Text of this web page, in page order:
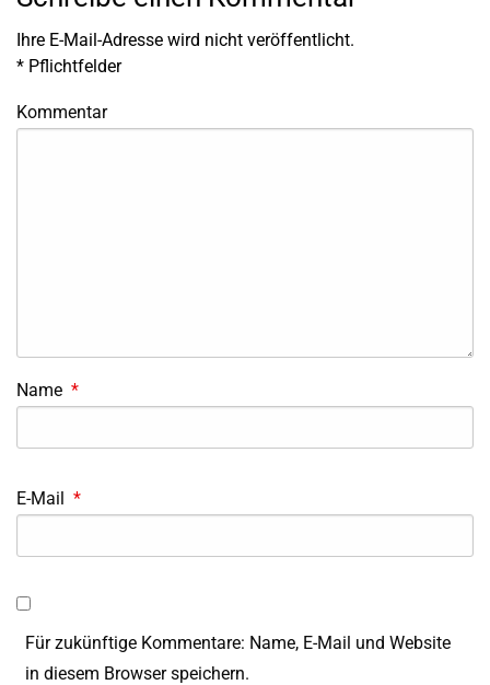
Ihre E-Mail-Adresse wird nicht veröffentlicht.
* Pflichtfelder
Kommentar
Name *
E-Mail *
Für zukünftige Kommentare: Name, E-Mail und Website
in diesem Browser speichern.